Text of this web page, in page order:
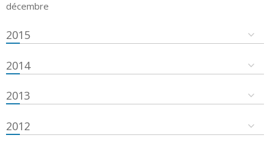
décembre
2015
2014
2013
2012